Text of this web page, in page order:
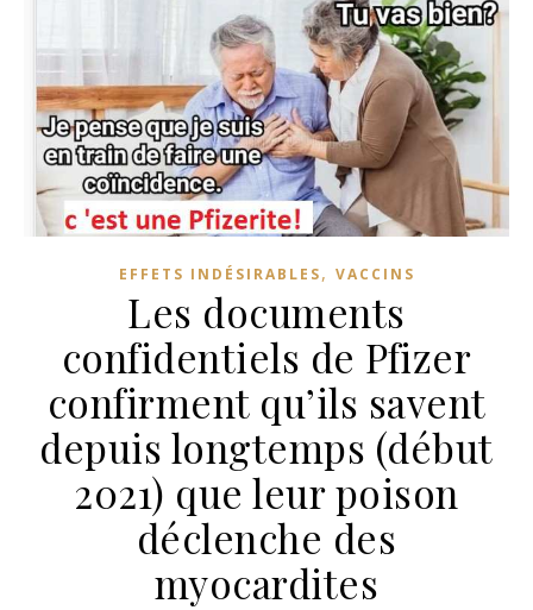
EFFETS INDÉSIRABLES, VACCINS
Les documents
confidentiels de Pfizer
confirment qu’ils savent
depuis longtemps (début
2021) que leur poison
déclenche des
myocardites